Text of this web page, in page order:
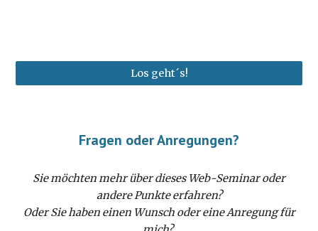
Los geht´s!
Fragen oder Anregungen?
Sie möchten mehr über dieses Web-Seminar oder
andere Punkte erfahren?
Oder Sie haben einen Wunsch oder eine Anregung für